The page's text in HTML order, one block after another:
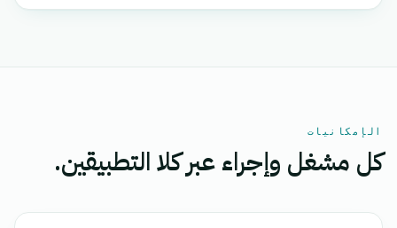
الإمكانيات
كل مشغل وإجراء عبر كلا التطبيقين.